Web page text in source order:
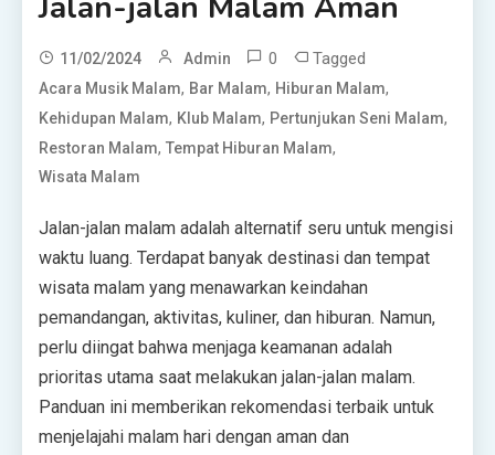
11/02/2024 Admin 0 Tagged
Acara Musik Malam, Bar Malam, Hiburan Malam,
Kehidupan Malam, Klub Malam, Pertunjukan Seni Malam,
Restoran Malam,Tempat Hiburan Malam,
Wisata Malam
Jalan-jalan malam adalah alternatif seru untuk mengisi
waktu luang. Terdapat banyak destinasi dan tempat
wisata malam yang menawarkan keindahan
pemandangan, aktivitas, kuliner, dan hiburan. Namun,
perlu diingat bahwa menjaga keamanan adalah
prioritas utama saat melakukan jalan-jalan malam.
Panduan ini memberikan rekomendasi terbaik untuk
menjelajahi malam hari dengan aman dan